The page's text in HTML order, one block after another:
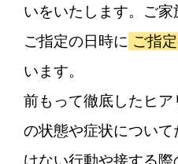
いをいたします。ご家
ご指定の日時に ご指
います。
前もって徹底したヒ
の状態や症状につい